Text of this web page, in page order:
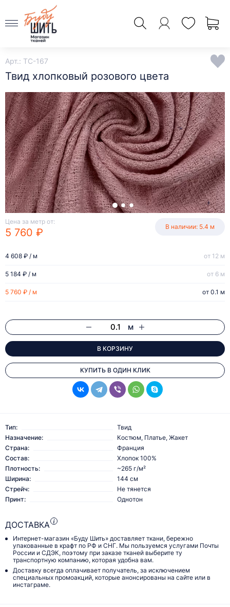
Арт.: TC-167
Твид хлопковый розового цвета
Цена за метр от:
5 760 ₽ В наличии: 5.4 м
5 760 ₽ / м от 0.1 м
5 184 ₽ / м от 6 м
4 608 ₽ / м от 12 м
м
В КОРЗИНУ
КУПИТЬ В ОДИН КЛИК
Тип:
Твид
Назначение:
Костюм, Платье, Жакет
Страна:
Франция
Состав:
Хлопок 100%
Плотность:
~265 г/м²
Ширина:
144 см
Стрейч:
Не тянется
Принт:
Однотон
ДОСТАВКА
Интернет-магазин «Буду Шить» доставляет ткани, бережно
упакованные в крафт по РФ и СНГ. Мы пользуемся услугами Почты
России и СДЭК, поэтому при заказе тканей выберите ту
транспортную компанию, которая удобна вам.
Доставку всегда оплачивает получатель, за исключением
специальных промоакций, которые анонсированы на сайте или в
инстаграме.